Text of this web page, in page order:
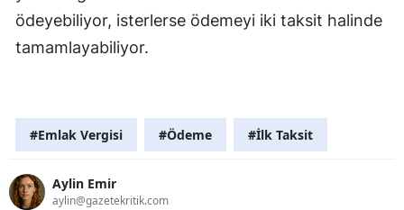
ödeyebiliyor, isterlerse ödemeyi iki taksit halinde
tamamlayabiliyor.
#Emlak Vergisi #Ödeme #İlk Taksit
Aylin Emir
aylin@gazetekritik.com